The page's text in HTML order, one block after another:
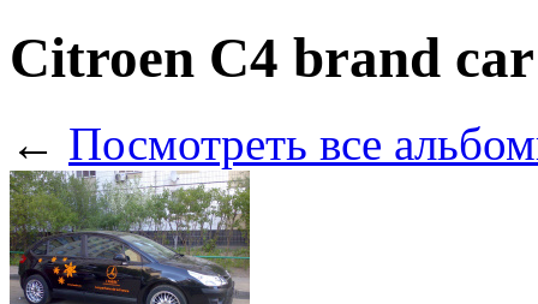
Citroen C4 brand
← Посмотреть все